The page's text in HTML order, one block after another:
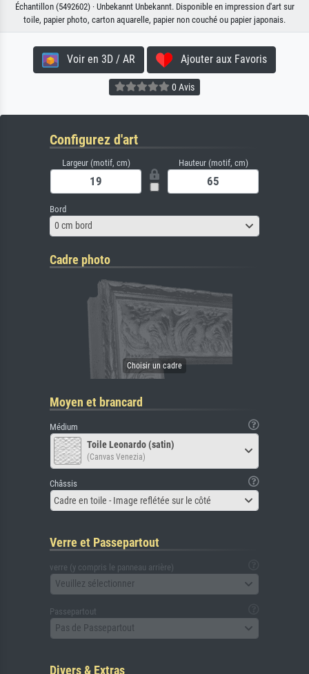
Échantillon (5492602) · Unbekannt Unbekannt. Disponible en impression d'art sur
toile, papier photo, carton aquarelle, papier non couché ou papier japonais.
Voir en 3D / AR Ajouter aux Favoris
0 Avis
Configurez d'art
Largeur (motif, cm) Hauteur (motif, cm)
Bord
0 cm bord
Cadre photo
Moyen et brancard
Médium
Toile Leonardo (satin)
(Canvas Venezia)
Châssis
Cadre en toile - Image reflétée sur le côté
Verre et Passepartout
verre (y compris le panneau arrière)
Veuillez sélectionner
Passepartout
Pas de Passepartout
Divers & Extras